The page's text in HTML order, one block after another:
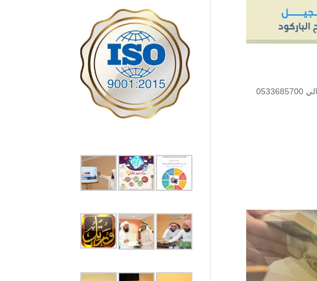
للتسجيل يرجى التواصل مع مركز رياحين البيان خلال الفترة الصباحية من الساعة 8 إلى الساعة 11 صباحاً على الرقم التالي 0533685700